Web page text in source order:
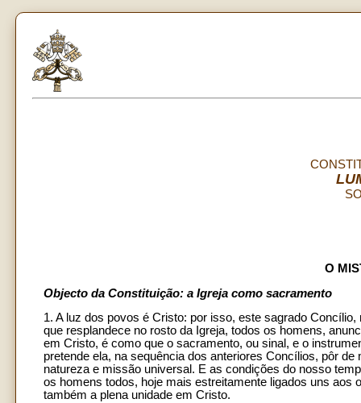
O
Objecto da Constituição: a Igreja como sacramento
1. A luz dos povos é Cristo: por isso, este sagrado
que resplandece no rosto da Igreja, todos os homens,
em Cristo, é como que o sacramento, ou sinal, e o
pretende ela, na sequência dos anteriores Concílios, pôr
natureza e missão universal. E as condições do nosso
os homens todos, hoje mais estreitamente ligados uns
também a plena unidade em Cristo.